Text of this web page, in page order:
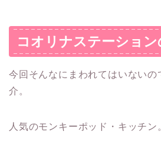
コオリナステーション
今回そんなにまわれてはいないの
介。
人気のモンキーポッド・キッチン